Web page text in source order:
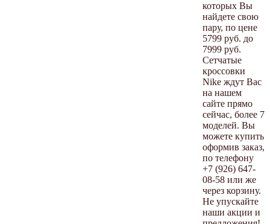
которых Вы
найдете свою
пару, по цене
5799 руб. до
7999 руб.
Сетчатые
кроссовки
Nike ждут Вас
на нашем
сайте прямо
сейчас, более 7
моделей. Вы
можете купить
оформив заказ,
по телефону
+7 (926) 647-
08-58 или же
через корзину.
Не упускайте
наши акции и